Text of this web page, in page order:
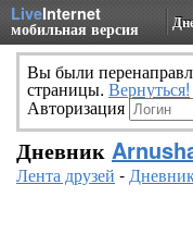
LiveInternet
мобильная версия
Вы были
страницы. Вернуться!
Авторизация
Дневник
Лента друзей -